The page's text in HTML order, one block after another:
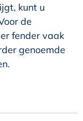
kunt u
de
fender vaak
genoemde